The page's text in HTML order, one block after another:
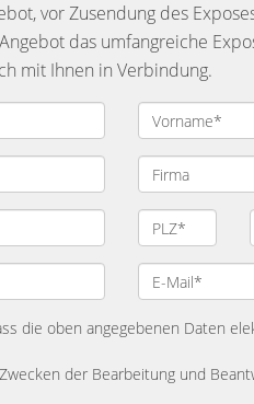
vor Zusendung des
das umfangreiche
mit Ihnen in Verbindung.
die oben angegebenen Daten
der Bearbeitung und